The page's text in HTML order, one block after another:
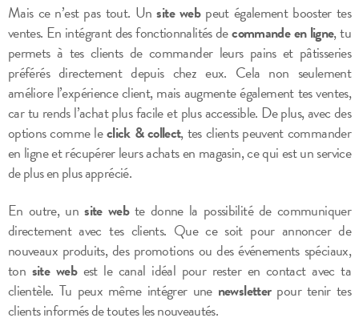
Mais ce n’est pas tout. Unsite webpeut également booster tes
ventes. En intégrant des fonctionnalités decommande en ligne, tu
permets à tes clients de commander leurs pains et pâtisseries
préférés directement depuis chez eux. Cela non seulement
améliore l’expérience client, mais augmente également tes ventes,
car tu rends l’achat plus facile et plus accessible. De plus, avec des
options comme leclick & collect, tes clients peuvent commander
en ligne et récupérer leurs achats en magasin, ce qui est un service
de plus en plus apprécié.
En outre, unsite webte donne la possibilité de communiquer
directement avec tes clients. Que ce soit pour annoncer de
nouveaux produits, des promotions ou des événements spéciaux,
ton site webest le canal idéal pour rester en contact avec ta
clientèle. Tu peux même intégrer une newsletterpour tenir tes
clients informés de toutes les nouveautés.